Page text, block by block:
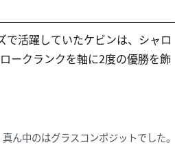
で活躍していたケビンは、シャロ
ークランクを軸に2度の優勝を飾
ん中のはグラスコンポジットでした。